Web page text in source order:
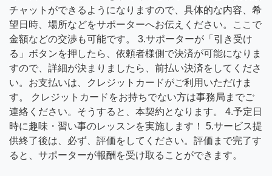
チャットができるようになりますので、具体的な内容、希
望日時、場所などをサポーターへお伝えください。ここで
金額などの交渉も可能です。 3.サポーターが「引き受け
る」ボタンを押したら、依頼者様側で決済が可能になりま
すので、詳細が決まりましたら、前払い決済をしてくださ
い。お支払いは、クレジットカードがご利用いただけま
す。 クレジットカードをお持ちでない方は事務局までご
連絡ください。そうすると、本契約となります。 4.予定日
時に趣味・習い事のレッスンを実施します！ 5.サービス提
供終了後は、必ず、評価をしてください。評価まで完了す
ると、サポーターが報酬を受け取ることができます。